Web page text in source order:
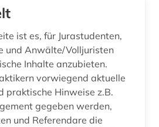
gesetzessammlung (1)
gesetzessammlungen (1)
(1)
ist es, für Jurastudenten,
und Anwälte/Volljuristen
Inhalte anzubieten.
vorwiegend aktuelle
praktische Hinweise z.B.
gegeben werden,
und Referendare die